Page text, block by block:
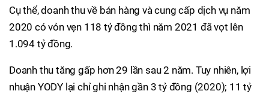
Cụ thể, doanh thu về bán hàng và cung cấp dịch vụ năm
2020 có vỏn vẹn 118 tỷ đồng thì năm 2021 đã vọt lên
1.094 tỷ đồng.
Doanh thu tăng gấp hơn 29 lần sau 2 năm. Tuy nhiên, lợi
nhuận YODY lại chỉ ghi nhận gần 3 tỷ đồng (2020); 11 tỷ